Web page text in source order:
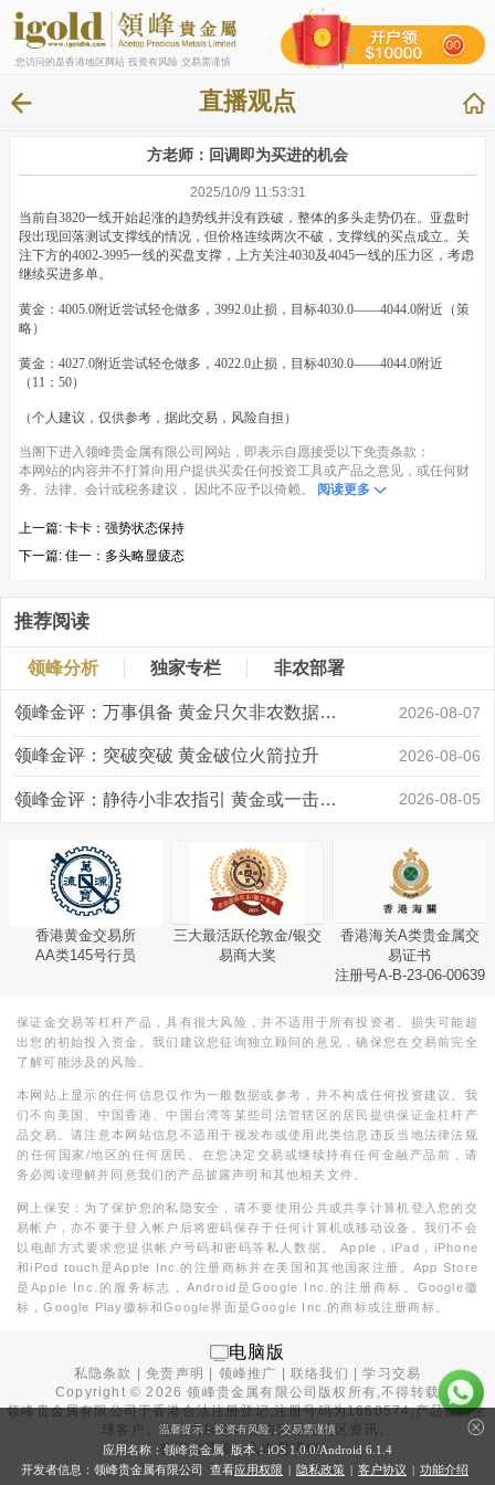
您访问的是香港地区网站 投资有风险 交易需谨慎
直播观点
方老师：回调即为买进的机会
2025/10/9 11:53:31
当前自3820一线开始起涨的趋势线并没有跌破，整体的多头走势仍在。亚盘时
段出现回落测试支撑线的情况，但价格连续两次不破，支撑线的买点成立。关
注下方的4002-3995一线的买盘支撑，上方关注4030及4045一线的压力区，考虑
继续买进多单。
黄金：4005.0附近尝试轻仓做多，3992.0止损，目标4030.0——4044.0附近（策
略）
黄金：4027.0附近尝试轻仓做多，4022.0止损，目标4030.0——4044.0附近
（11：50）
（个人建议，仅供参考，据此交易，风险自担）
当阁下进入领峰贵金属有限公司网站，即表示自愿接受以下免责条款：
本网站的内容并不打算向用户提供买卖任何投资工具或产品之意见，或任何财
务、法律、会计或税务建议， 因此不应予以倚赖。
阅读更多
上一篇: 卡卡：强势状态保持
下一篇: 佳一：多头略显疲态
推荐阅读
领峰分析 独家专栏 非农部署
领峰金评：万事俱备 黄金只欠非农数据“东风” 2026-08-07
领峰金评：突破突破 黄金破位火箭拉升 2026-08-06
领峰金评：静待小非农指引 黄金或一击破局 2026-08-05
香港黄金交易所
AA类145号行员
三大最活跃伦敦金/银交
易商大奖
香港海关A类贵金属交
易证书
注册号A-B-23-06-00639
保证金交易等杠杆产品，具有很大风险，并不适用于所有投资者。损失可能超
出您的初始投入资金。我们建议您征询独立顾问的意见，确保您在交易前完全
了解可能涉及的风险。
本网站上显示的任何信息仅作为一般数据或参考，并不构成任何投资建议。我
们不向美国、中国香港、中国台湾等某些司法管辖区的居民提供保证金杠杆产
品交易。请注意本网站信息不适用于视发布或使用此类信息违反当地法律法规
的任何国家/地区的任何居民。在您决定交易或继续持有任何金融产品前，请
务必阅读理解并同意我们的产品披露声明和其他相关文件。
网上保安：为了保护您的私隐安全，请不要使用公共或共享计算机登入您的交
易帐户，亦不要于登入帐户后将密码保存于任何计算机或移动设备。我们不会
以电邮方式要求您提供帐户号码和密码等私人数据。 Apple，iPad，iPhone
和iPod touch是Apple Inc.的注册商标并在美国和其他国家注册。App Store
是Apple Inc.的服务标志，Android是Google Inc.的注册商标。Google徽
标，Google Play徽标和Google界面是Google Inc.的商标或注册商标。
电脑版
私隐条款 |免责声明 领峰推广 |联络我们 |学习交易
Copyright ©2026 领峰贵金属有限公司版权所有,不得转载
领峰贵金属有限公司于香港合法注册登记,注册号码为1660574,产品面向全
球客户。本站内所有内容均为香港地区资讯。
投资有风险，入市需谨慎。
温馨提示：投资有风险，交易需谨慎
应用名称：领峰贵金属 版本：iOS 1.0.0/Android 6.1.4
开发者信息：领峰贵金属有限公司 查看应用权限 | 隐私政策 | 客户协议 | 功能介绍